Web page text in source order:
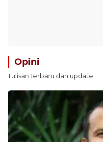
Opini
Tulisan terbaru dan update